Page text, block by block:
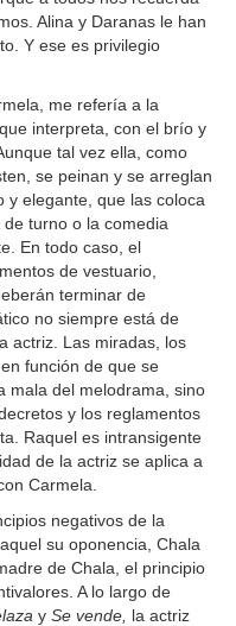
Alina y Daranas le han
Y ese es privilegio
me refería a la
interpreta, con el brío y
tal vez ella, como
se peinan y se arreglan
y elegante, que las coloca
turno o la comedia
En todo caso, el
de vestuario,
terminar de
no siempre está de
actriz. Las miradas, los
función de que se
mala del melodrama, sino
y los reglamentos
Raquel es intransigente
de la actriz se aplica a
Carmela.
negativos de la
su oponencia, Chala
de Chala, el principio
A lo largo de
y Se vende, la actriz